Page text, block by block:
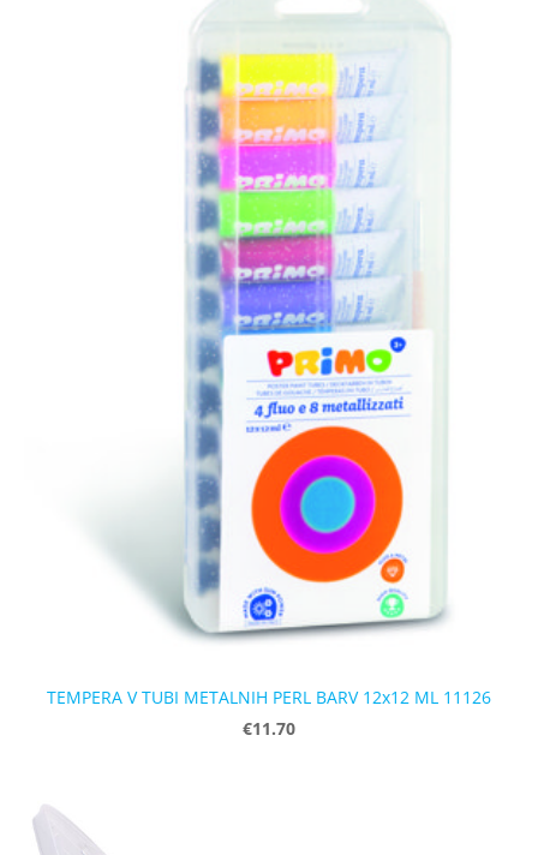
TEMPERA V TUBI METALNIH PERL BARV 12x12 ML 11126
€11.70